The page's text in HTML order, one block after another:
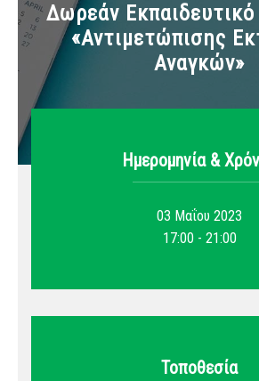
Δωρεάν Εκπαιδευτικό
«Αντιμετώπισης
Αναγκών»
Ημερομηνία &
03 Μαΐου 2023
17:00 - 21:00
Τοποθεσία